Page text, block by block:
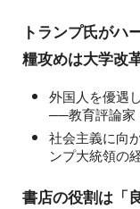
トランプ氏がハ
糧攻めは大学改
外国人を優遇
──教育評論家
社会主義に向
ンプ大統領の
書店の役割は「